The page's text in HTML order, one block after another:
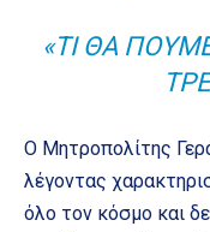
«ΤΙ ΘΑ
Ο Μητροπολίτης
λέγοντας
όλο τον κόσμο και